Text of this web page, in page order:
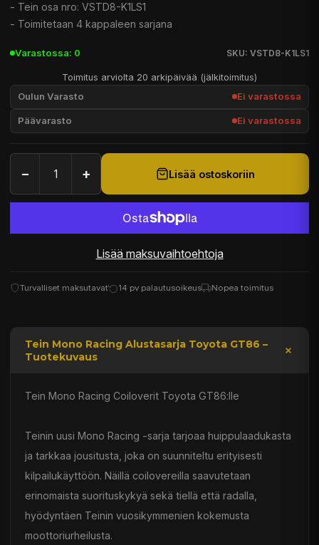
- Tein osa nro: VSTD8-K1LS1
- Toimitetaan 4 kappaleen sarjana
Varastossa: 0 SKU: VSTD8-K1LS1
Toimitus arviolta 20 arkipäivää (jälkitoimitus)
Oulun Varasto Ei varastossa
Päävarasto Ei varastossa
− + Lisää ostoskoriin
Lisää maksuvaihtoehtoja
Turvalliset maksutavat 14 pv palautusoikeus Nopea toimitus
Tein Mono Racing Alustasarja Toyota GT86 –
Tuotekuvaus
Tein Mono Racing Coiloverit Toyota GT86:lle
Teinin uusi Mono Racing -sarja tarjoaa huippulaadukasta
ja tarkkaa jousitusta, joka on suunniteltu erityisesti
kilpailukäyttöön. Näillä coilovereilla saavutetaan
erinomaista suorituskykyä sekä tiellä että radalla,
hyödyntäen Teinin vuosikymmenien kokemusta
moottoriurheilusta.